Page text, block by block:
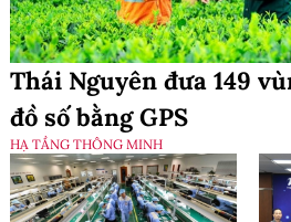
Thái Nguyên đưa 149
đồ số bằng GPS
HẠ TẦNG THÔNG MINH